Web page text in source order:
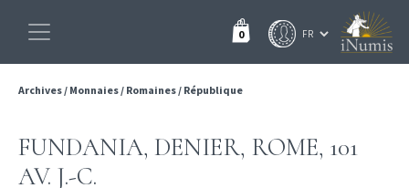
0
Archives/ Monnaies/ Romaines/ République
FUNDANIA, DENIER, ROME, 101
AV. J.-C.